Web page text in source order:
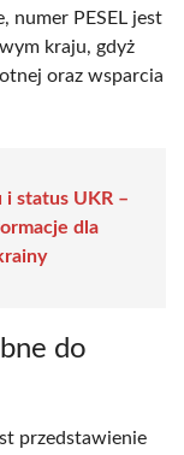
numer PESEL jest
kraju, gdyż
oraz wsparcia
i status UKR –
dla
do
przedstawienie